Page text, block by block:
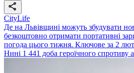
CityLife
Де на Львівщині можуть збудувати
безкоштовно отримати портативні
погода цього тижня. Ключове за 2
Нині 1 441 доба героїчного спротиву